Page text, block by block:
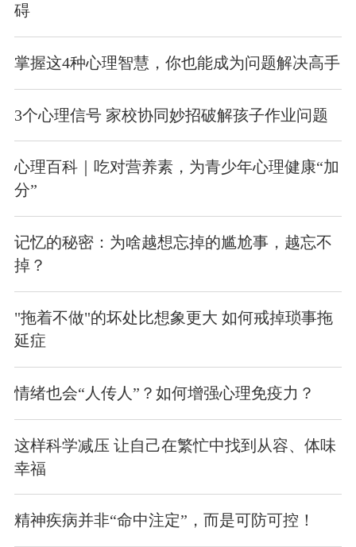
碍
掌握这4种心理智慧，你也能成为问题解决高手
3个心理信号 家校协同妙招破解孩子作业问题
心理百科｜吃对营养素，为青少年心理健康“加
分”
记忆的秘密：为啥越想忘掉的尴尬事，越忘不
掉？
"拖着不做"的坏处比想象更大 如何戒掉琐事拖
延症
情绪也会“人传人”？如何增强心理免疫力？
这样科学减压 让自己在繁忙中找到从容、体味
幸福
精神疾病并非“命中注定”，而是可防可控！